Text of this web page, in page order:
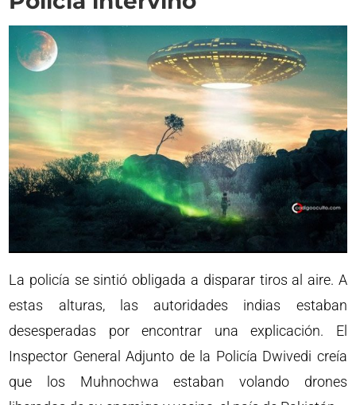
La policía se sintió obligada a disparar tiros al aire. A
estas alturas, las autoridades indias estaban
desesperadas por encontrar una explicación. El
Inspector General Adjunto de la Policía Dwivedi creía
que los Muhnochwa estaban volando drones